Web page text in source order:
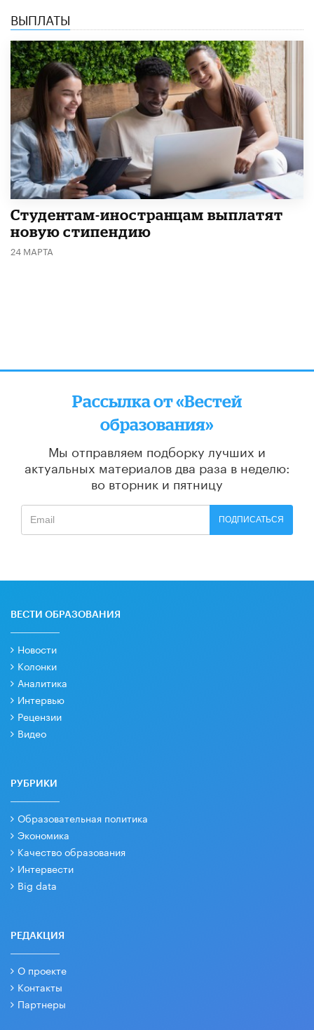
ВЫПЛАТЫ
Студентам-иностранцам выплатят
новую стипендию
24 МАРТА
Рассылка от «Вестей
образования»
Мы отправляем подборку лучших и
актуальных материалов два раза в неделю:
во вторник и пятницу
ПОДПИСАТЬСЯ
ВЕСТИ ОБРАЗОВАНИЯ
Новости
Колонки
Аналитика
Интервью
Рецензии
Видео
РУБРИКИ
Образовательная политика
Экономика
Качество образования
Интервести
Big data
РЕДАКЦИЯ
О проекте
Контакты
Партнеры